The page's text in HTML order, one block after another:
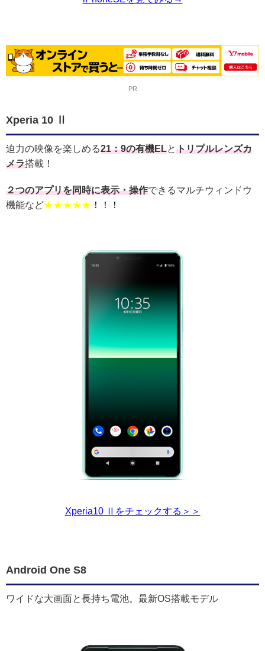
PR
Xperia 10 Ⅱ
迫力の映像を楽しめる21：9の有機ELとトリプルレンズカ
メラ搭載！
２つのアプリを同時に表示・操作できるマルチウィンドウ
機能など★★★★★ ！！！
Xperia10 Ⅱをチェックする＞＞
Android One S8
ワイドな大画面と長持ち電池。最新OS搭載モデル